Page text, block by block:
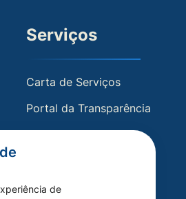
Serviços
Carta de Serviços
Portal da Transparência
Holerite Online
Portal de Serviços
de